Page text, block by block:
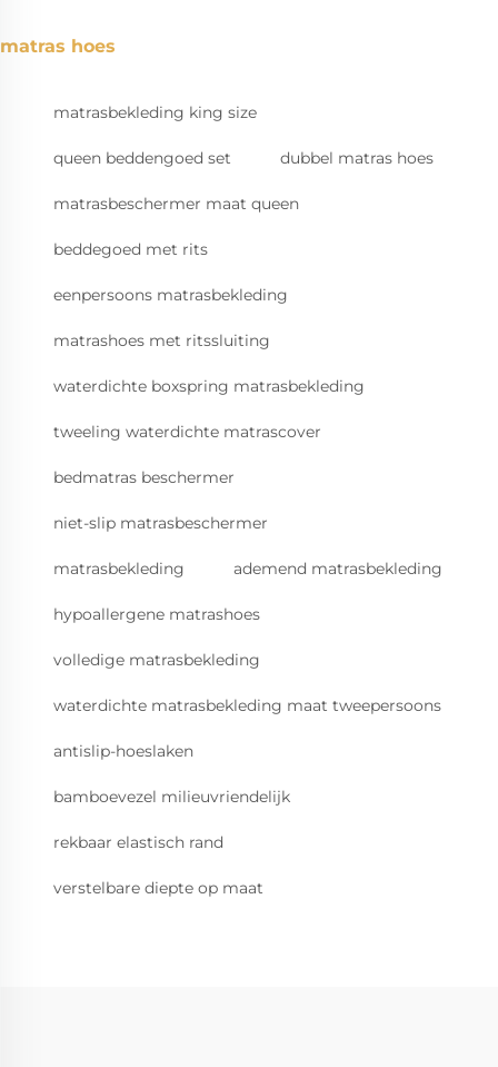
matras hoes
matrasbekleding king size
queen beddengoed set dubbel matras hoes
matrasbeschermer maat queen
beddegoed met rits
eenpersoons matrasbekleding
matrashoes met ritssluiting
waterdichte boxspring matrasbekleding
tweeling waterdichte matrascover
bedmatras beschermer
niet-slip matrasbeschermer
matrasbekleding ademend matrasbekleding
hypoallergene matrashoes
volledige matrasbekleding
waterdichte matrasbekleding maat tweepersoons
antislip-hoeslaken
bamboevezel milieuvriendelijk
rekbaar elastisch rand
verstelbare diepte op maat